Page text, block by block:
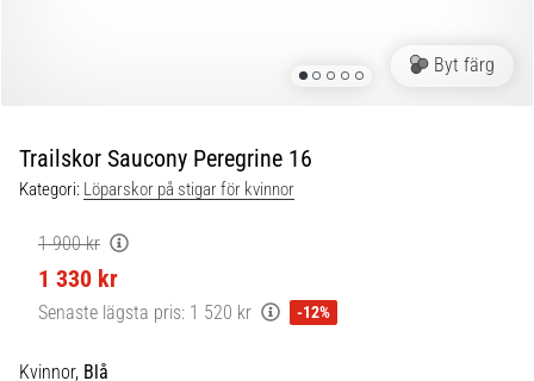
behandling
Upplever
skarp
under
eller
löpning?
Byt färg
Trailskor Saucony Peregrine 16
Kategori: Löparskor på stigar för kvinnor
1 900 kr
1 330 kr
Senaste lägsta pris: 1 520 kr -12%
Kvinnor, Blå